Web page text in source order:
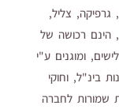
גרפיקה, צליל,
הינם רכושה של
ומוגנים ע"י
בינ"ל, וחוקי
שמורות לחברה